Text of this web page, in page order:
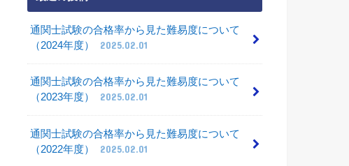
通関士試験の合格率から見た難易度について
（2024年度）
2025.02.01
通関士試験の合格率から見た難易度について
（2023年度）
2025.02.01
通関士試験の合格率から見た難易度について
（2022年度）
2025.02.01